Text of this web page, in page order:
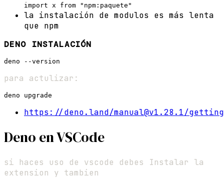
import x from "npm:paquete"
la instalación de modulos es más lenta
que npm
DENO INSTALACIÓN
para actulizar:
https://deno.land/manual@v1.28.1/
Deno en VSCode
si haces uso de vscode debes Instalar la
extension y tambien